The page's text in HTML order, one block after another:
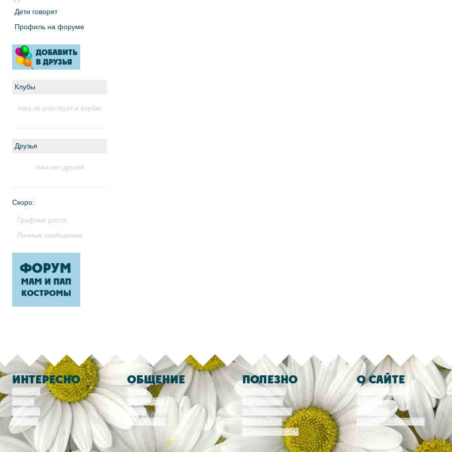
Дети говорят
Профиль на форуме
Клубы
пока не участвует в клубах
Друзья
пока нет друзей
Скоро:
Графики роста
Личные сообщения
ИНТЕРЕСНО
Почитать
Адреса
Конкурсы
Пособия
ОБЩЕНИЕ
Форум
Фотографии
Клубы
Дети говорят
ПОЛЕЗНО
От меня к тебе
Консультации
Полезные сайты
Выбор имени
Развивающие игры
О САЙТЕ
Реклама на сайте
Правовая информация